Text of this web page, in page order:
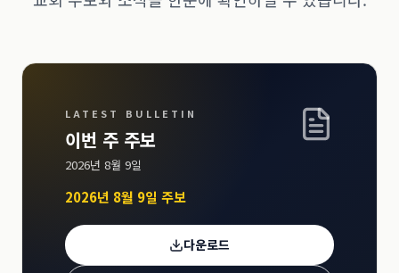
LATEST BULLETIN
이번 주 주보
2026년 8월 9일
2026년 8월 9일 주보
다운로드